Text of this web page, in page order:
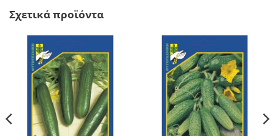
Σχετικά προϊόντα